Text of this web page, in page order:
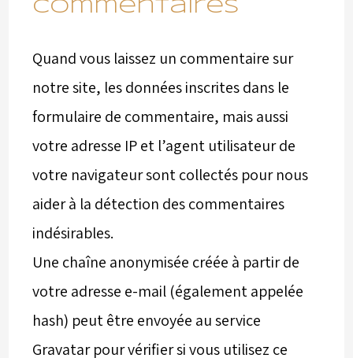
Commentaires
Quand vous laissez un commentaire sur
notre site, les données inscrites dans le
formulaire de commentaire, mais aussi
votre adresse IP et l’agent utilisateur de
votre navigateur sont collectés pour nous
aider à la détection des commentaires
indésirables.
Une chaîne anonymisée créée à partir de
votre adresse e-mail (également appelée
hash) peut être envoyée au service
Gravatar pour vérifier si vous utilisez ce